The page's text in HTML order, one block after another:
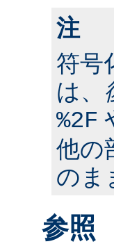
注
符号
は、
%2F
他の
のま
参照